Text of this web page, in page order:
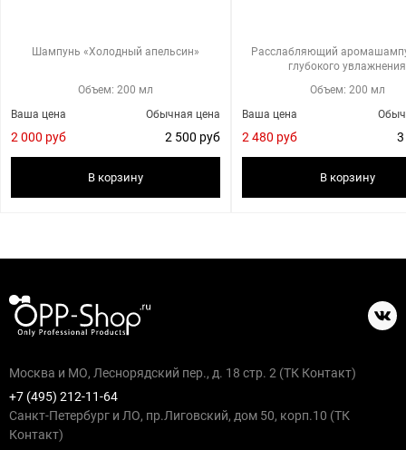
Шампунь «Холодный апельсин»
Объем: 200 мл
Обычная цена
2 500 руб
Ваша цена
2 000 руб
В корзину
Расслабляющий
глубокого увлажнения
Объем: 200 мл
3
Ваша цена
2 480 руб
В корзину
Москва и МО, Леснорядский пер., д. 18 стр. 2 (ТК Контакт)
+7 (495) 212-11-64
Санкт-Петербург и ЛО, пр.Лиговский, дом 50, корп.10 (ТК
Контакт)